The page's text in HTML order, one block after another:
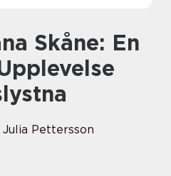
Julia Pettersson